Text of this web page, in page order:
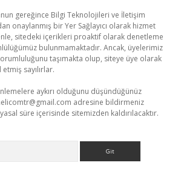
gereğince Bilgi Teknolojileri ve İletişim
onaylanmış bir Yer Sağlayıcı olarak hizmet
sitedeki içerikleri proaktif olarak denetleme
bulunmamaktadır. Ancak, üyelerimiz
taşımakta olup, siteye üye olarak
sayılırlar.
aykırı olduğunu düşündüğünüz
adresine bildirmeniz
süre içerisinde sitemizden kaldırılacaktır.